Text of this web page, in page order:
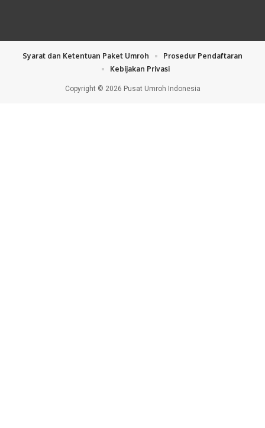
Copyright © 2026 Pusat Umroh Indonesia
Syarat dan Ketentuan Paket Umroh
Prosedur Pendaftaran
Kebijakan Privasi